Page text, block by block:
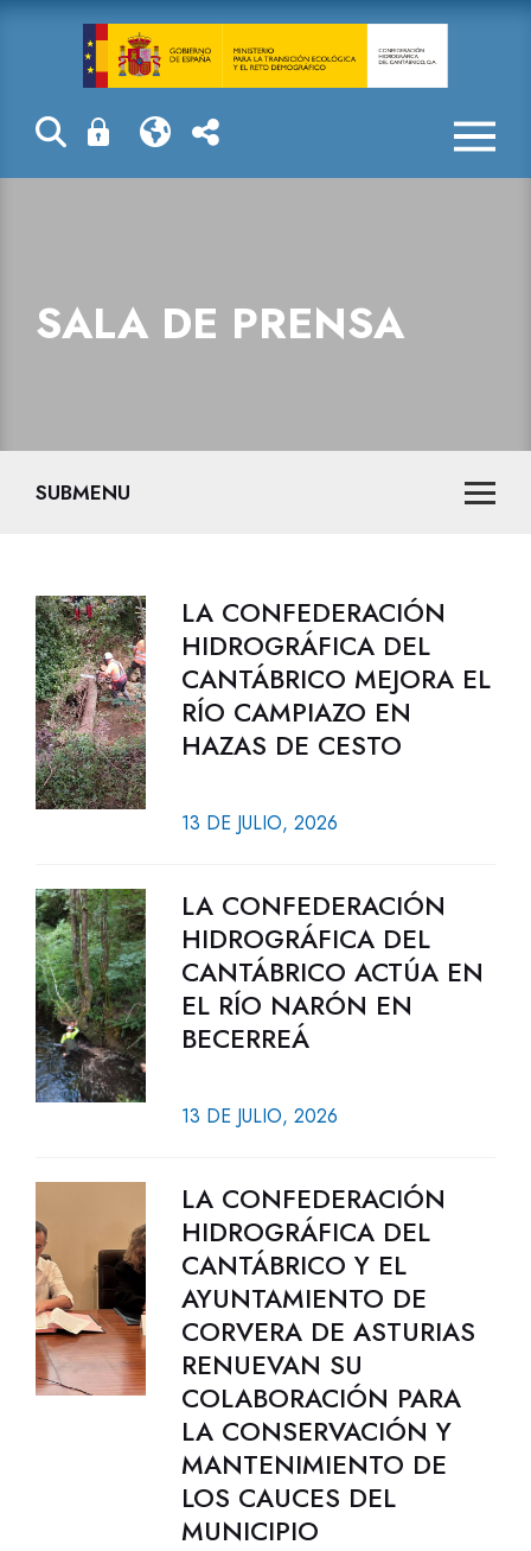
Sala de prensa
SALA DE PRENSA
SUBMENU
LA CONFEDERACIÓN
HIDROGRÁFICA DEL
CANTÁBRICO MEJORA EL
RÍO CAMPIAZO EN
HAZAS DE CESTO
13 DE JULIO, 2026
LA CONFEDERACIÓN
HIDROGRÁFICA DEL
CANTÁBRICO ACTÚA EN
EL RÍO NARÓN EN
BECERREÁ
13 DE JULIO, 2026
LA CONFEDERACIÓN
HIDROGRÁFICA DEL
CANTÁBRICO Y EL
AYUNTAMIENTO DE
CORVERA DE ASTURIAS
RENUEVAN SU
COLABORACIÓN PARA
LA CONSERVACIÓN Y
MANTENIMIENTO DE
LOS CAUCES DEL
MUNICIPIO